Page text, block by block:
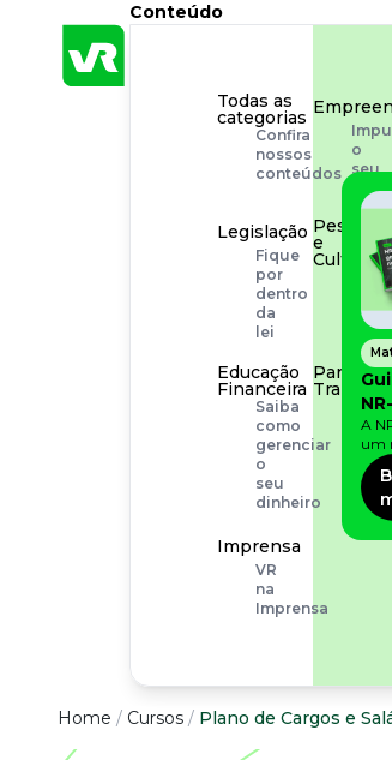
Conteúdo
Todas as
categorias
Confira
nossos
conteúdos
o
seu
Legislação
Fique
por
dentro
da
lei
Pessoas
e
Cultura
Educação
Financeira
Saiba
como
gerenciar
o
seu
dinheiro
Para o
Tudo
para
Imprensa
VR
na
Imprensa
A
um
Conteúdo
Home / Cursos / Plano de Cargos e